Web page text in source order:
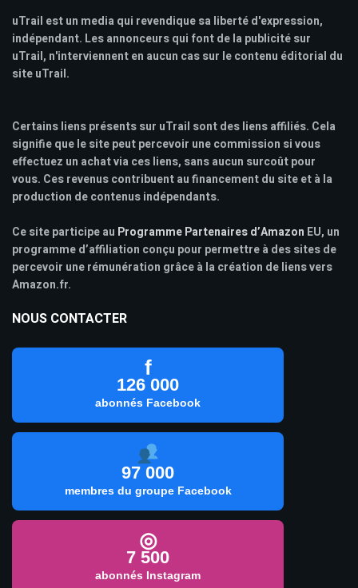
uTrail est un media qui revendique sa liberté d'expression,
indépendant. Les annonceurs qui font de la publicité sur
uTrail, n'interviennent en aucun cas sur le contenu éditorial du
site uTrail.
Certains liens présents sur uTrail sont des liens affiliés. Cela
signifie que le site peut percevoir une commission si vous
effectuez un achat via ces liens, sans aucun surcoût pour
vous. Ces revenus contribuent au financement du site et à la
production de contenus indépendants.
Ce site participe au Programme Partenaires d’Amazon EU, un
programme d’affiliation conçu pour permettre à des sites de
percevoir une rémunération grâce à la création de liens vers
Amazon.fr.
NOUS CONTACTER
f
126 000
abonnés Facebook
97 000
membres du groupe Facebook
◎
7 500
abonnés Instagram